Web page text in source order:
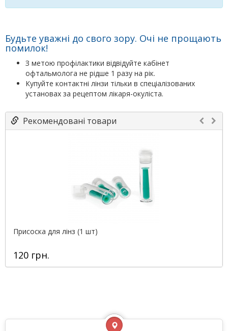
Будьте уважні до свого зору. Очі не прощають
помилок!
З метою профілактики відвідуйте кабінет
офтальмолога не рідше 1 разу на рік.
Купуйте контактні лінзи тільки в спеціалізованих
установах за рецептом лікаря-окуліста.
Рекомендовані товари
Присоска для лінз (1 шт)
120 грн.